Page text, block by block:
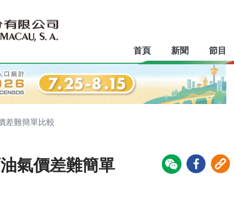
首頁 新聞 節目
差難簡單比較
氣價差難簡單